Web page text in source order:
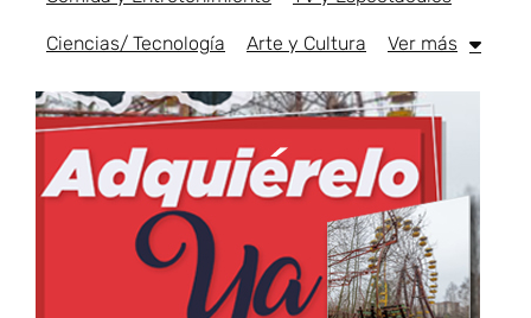
Ciencias/ Tecnología Arte y Cultura Ver más